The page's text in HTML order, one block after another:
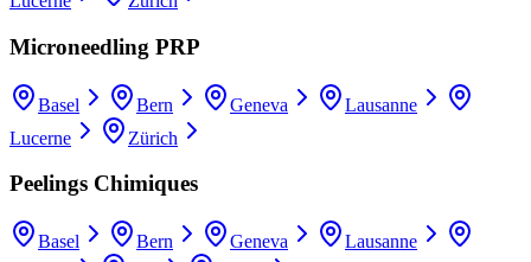
Microneedling PRP
Basel Bern Geneva
Lausanne
Lucerne
Zürich
Peelings Chimiques
Basel Bern Geneva
Lausanne